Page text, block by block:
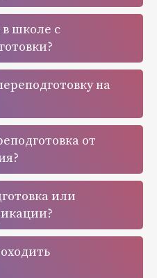
школе с
на
от
или